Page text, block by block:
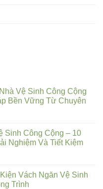
Vệ Sinh Công Cộng
Bền Vững Từ Chuyên
Sinh Công Cộng – 10
Nghiệm Và Tiết Kiệm
Vách Ngăn Vệ Sinh
Trình